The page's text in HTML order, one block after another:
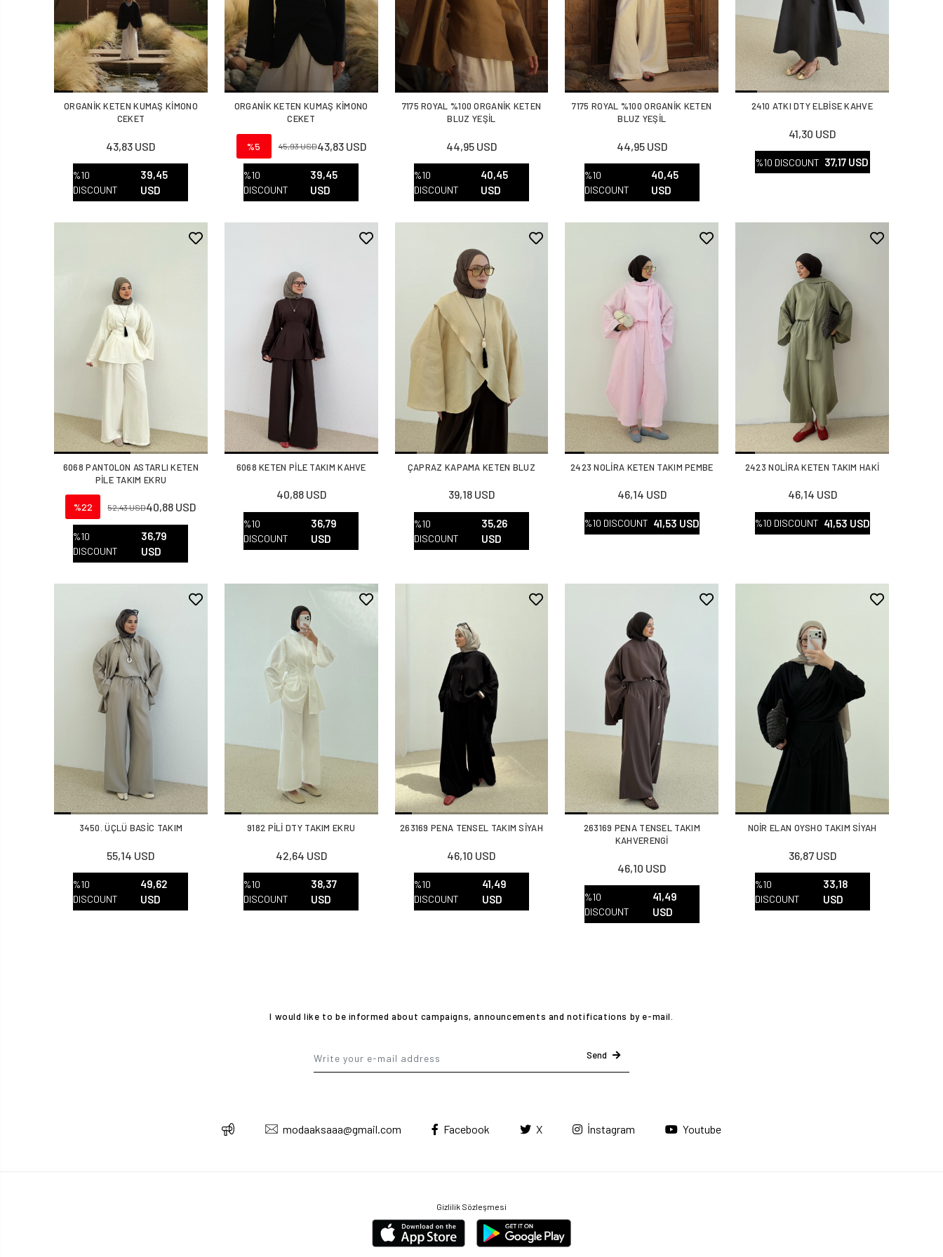
ORGANİK KETEN KUMAŞ KİMONO
CEKET
43,83 USD
%10
DISCOUNT
39,45
USD
ORGANİK KETEN KUMAŞ KİMONO
CEKET
%5 45,93 USD43,83 USD
%10
DISCOUNT
39,45
USD
7175 ROYAL %100 ORGANİK KETEN
BLUZ YEŞİL
44,95 USD
%10
DISCOUNT
40,45
USD
7175 ROYAL %100 ORGANİK KETEN
BLUZ YEŞİL
44,95 USD
%10
DISCOUNT
40,45
USD
2410 ATKI DTY ELBİSE KAHVE
41,30 USD
%10 DISCOUNT 37,17 USD
6068 PANTOLON ASTARLI KETEN
PİLE TAKIM EKRU
%22 52,43 USD40,88 USD
%10
DISCOUNT
36,79
USD
6068 KETEN PİLE TAKIM KAHVE
40,88 USD
%10
DISCOUNT
36,79
USD
ÇAPRAZ KAPAMA KETEN BLUZ
39,18 USD
%10
DISCOUNT
35,26
USD
2423 NOLİRA KETEN TAKIM PEMBE
46,14 USD
%10 DISCOUNT 41,53 USD
2423 NOLİRA KETEN TAKIM HAKİ
46,14 USD
%10 DISCOUNT 41,53 USD
3450. ÜÇLÜ BASİC TAKIM
55,14 USD
%10
DISCOUNT
49,62
USD
9182 PİLİ DTY TAKIM EKRU
42,64 USD
%10
DISCOUNT
38,37
USD
263169 PENA TENSEL TAKIM SİYAH
46,10 USD
%10
DISCOUNT
41,49
USD
263169 PENA TENSEL TAKIM
KAHVERENGİ
46,10 USD
%10
DISCOUNT
41,49
USD
NOİR ELAN OYSHO TAKIM SİYAH
36,87 USD
%10
DISCOUNT
33,18
USD
I would like to be informed about campaigns, announcements and notifications by e-mail.
Send
modaaksaaa@gmail.com Facebook X İnstagram Youtube
Gizlilik Sözleşmesi